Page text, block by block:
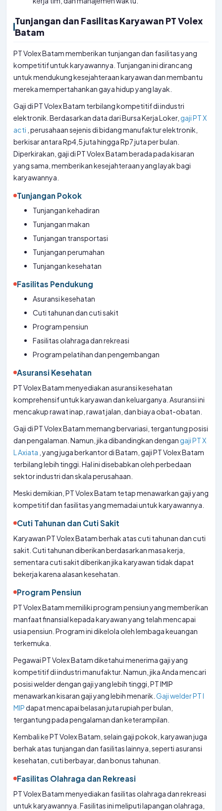
Tunjangan dan Fasilitas Karyawan PT Volex
Batam
PT Volex Batam memberikan tunjangan dan fasilitas yang
kompetitif untuk karyawannya. Tunjangan ini dirancang
untuk mendukung kesejahteraan karyawan dan membantu
mereka mempertahankan gaya hidup yang layak.
Gaji di PT Volex Batam terbilang kompetitif di industri
elektronik. Berdasarkan data dari Bursa Kerja Loker, gaji PT X
acti , perusahaan sejenis di bidang manufaktur elektronik,
berkisar antara Rp4,5 juta hingga Rp7 juta per bulan.
Diperkirakan, gaji di PT Volex Batam berada pada kisaran
yang sama, memberikan kesejahteraan yang layak bagi
karyawannya.
Tunjangan Pokok
Tunjangan kehadiran
Tunjangan makan
Tunjangan transportasi
Tunjangan perumahan
Tunjangan kesehatan
Fasilitas Pendukung
Asuransi kesehatan
Cuti tahunan dan cuti sakit
Program pensiun
Fasilitas olahraga dan rekreasi
Program pelatihan dan pengembangan
Asuransi Kesehatan
PT Volex Batam menyediakan asuransi kesehatan
komprehensif untuk karyawan dan keluarganya. Asuransi ini
mencakup rawat inap, rawat jalan, dan biaya obat-obatan.
Gaji di PT Volex Batam memang bervariasi, tergantung posisi
dan pengalaman. Namun, jika dibandingkan dengan gaji PT X
L Axiata , yang juga berkantor di Batam, gaji PT Volex Batam
terbilang lebih tinggi. Hal ini disebabkan oleh perbedaan
sektor industri dan skala perusahaan.
Meski demikian, PT Volex Batam tetap menawarkan gaji yang
kompetitif dan fasilitas yang memadai untuk karyawannya.
Cuti Tahunan dan Cuti Sakit
Karyawan PT Volex Batam berhak atas cuti tahunan dan cuti
sakit. Cuti tahunan diberikan berdasarkan masa kerja,
sementara cuti sakit diberikan jika karyawan tidak dapat
bekerja karena alasan kesehatan.
Program Pensiun
PT Volex Batam memiliki program pensiun yang memberikan
manfaat finansial kepada karyawan yang telah mencapai
usia pensiun. Program ini dikelola oleh lembaga keuangan
terkemuka.
Pegawai PT Volex Batam diketahui menerima gaji yang
kompetitif di industri manufaktur. Namun, jika Anda mencari
posisi welder dengan gaji yang lebih tinggi, PT IMIP
menawarkan kisaran gaji yang lebih menarik. Gaji welder PT I
MIPdapat mencapai belasan juta rupiah per bulan,
tergantung pada pengalaman dan keterampilan.
Kembali ke PT Volex Batam, selain gaji pokok, karyawan juga
berhak atas tunjangan dan fasilitas lainnya, seperti asuransi
kesehatan, cuti berbayar, dan bonus tahunan.
Fasilitas Olahraga dan Rekreasi
PT Volex Batam menyediakan fasilitas olahraga dan rekreasi
untuk karyawannya. Fasilitas ini meliputi lapangan olahraga,